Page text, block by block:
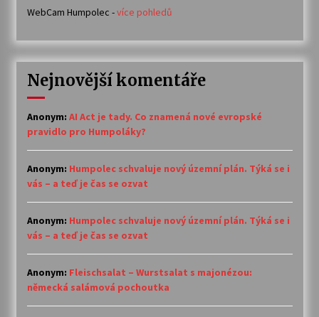
WebCam Humpolec -více pohledů
Nejnovější komentáře
Anonym: AI Act je tady. Co znamená nové evropské
pravidlo pro Humpoláky?
Anonym: Humpolec schvaluje nový územní plán. Týká se i
vás – a teď je čas se ozvat
Anonym: Humpolec schvaluje nový územní plán. Týká se i
vás – a teď je čas se ozvat
Anonym: Fleischsalat – Wurstsalat s majonézou:
německá salámová pochoutka